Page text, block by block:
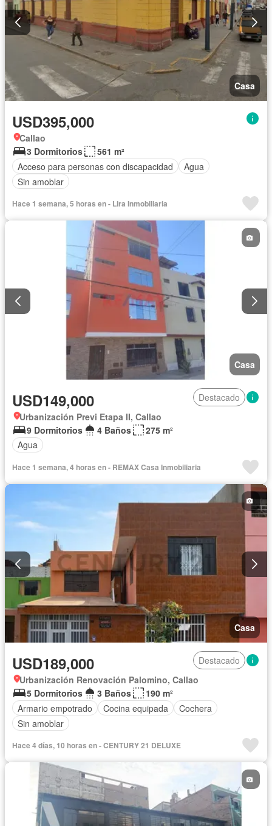
Casa
USD395,000
Callao
3 Dormitorios
561 m²
Acceso para personas con discapacidad
Agua
Sin amoblar
Hace 1 semana, 5 horas en - Lira Inmobiliaria
Casa
USD149,000
Destacado
Urbanización Previ Etapa II, Callao
9 Dormitorios
4 Baños
275 m²
Agua
Hace 1 semana, 4 horas en - REMAX Casa Inmobiliaria
Casa
USD189,000
Destacado
Urbanización Renovación Palomino, Callao
5 Dormitorios
3 Baños
190 m²
Armario empotrado
Cocina equipada
Cochera
Sin amoblar
Hace 4 días, 10 horas en - CENTURY 21 DELUXE